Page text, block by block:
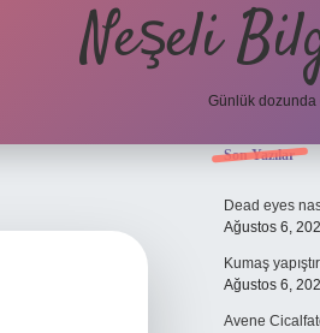
Neşeli
Günlük
Son Yazılar
Dead eyes
Ağustos 6,
Kumaş
Ağustos 6,
Avene